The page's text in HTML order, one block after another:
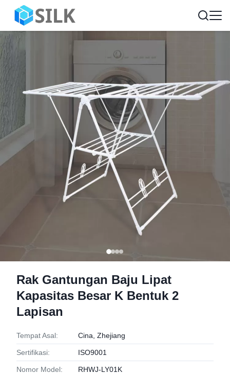
Rak Gantungan Baju Lipat
Kapasitas Besar K Bentuk 2
Lapisan
Tempat Asal: Cina, Zhejiang
Sertifikasi: ISO9001
Nomor Model: RHWJ-LY01K